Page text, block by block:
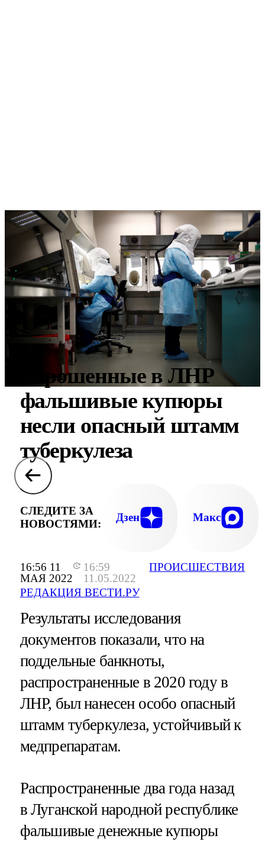
16:56 11
МАЯ 2022
16:59
11.05.2022
РЕДАКЦИЯ ВЕСТИ.РУ
ПРОИСШЕСТВИЯ
Вброшенные в ЛНР
фальшивые купюры
несли опасный штамм
туберкулеза
СЛЕДИТЕ ЗА
НОВОСТЯМИ:
Дзен Макс
Результаты исследования
документов показали, что на
поддельные банкноты,
распространенные в 2020 году в
ЛНР, был нанесен особо опасный
штамм туберкулеза, устойчивый к
медпрепаратам.
Распространенные два года назад
в Луганской народной республике
фальшивые денежные купюры